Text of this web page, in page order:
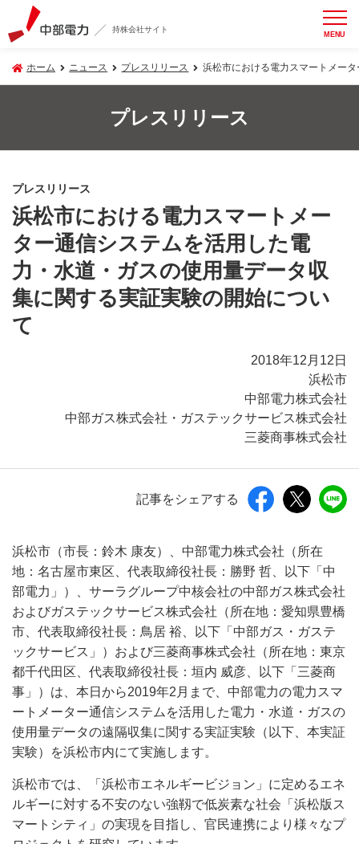
持株会社サイト MENU
ホーム ニュース プレスリリース 浜松市における電力スマートメー
プレスリリース
プレスリリース
浜松市における電力スマートメー
ター通信システムを活用した電
力・水道・ガスの使用量データ収
集に関する実証実験の開始につい
て
2018年12月12日
浜松市
中部電力株式会社
中部ガス株式会社・ガステックサービス株式会社
三菱商事株式会社
記事をシェアする
浜松市（市長：鈴木 康友）、中部電力株式会社（所在
地：名古屋市東区、代表取締役社長：勝野 哲、以下「中
部電力」）、サーラグループ中核会社の中部ガス株式会社
およびガステックサービス株式会社（所在地：愛知県豊橋
市、代表取締役社長：鳥居 裕、以下「中部ガス・ガステ
ックサービス」）および三菱商事株式会社（所在地：東京
都千代田区、代表取締役社長：垣内 威彦、以下「三菱商
事」）は、本日から2019年2月まで、中部電力の電力スマ
ートメーター通信システムを活用した電力・水道・ガスの
使用量データの遠隔収集に関する実証実験（以下、本実証
実験）を浜松市内にて実施します。
浜松市では、「浜松市エネルギービジョン」に定めるエネ
ルギーに対する不安のない強靱で低炭素な社会「浜松版ス
マートシティ」の実現を目指し、官民連携により様々なプ